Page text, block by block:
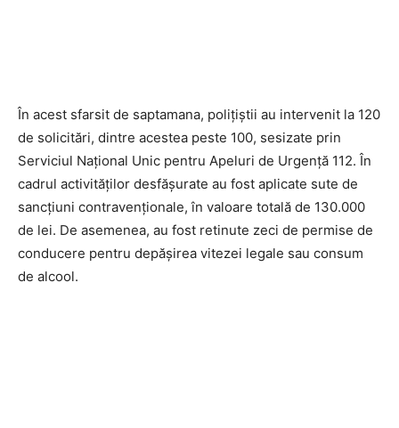
În acest sfarsit de saptamana, poliţiştii au intervenit la 120
de solicitări, dintre acestea peste 100, sesizate prin
Serviciul Național Unic pentru Apeluri de Urgență 112. În
cadrul activităţilor desfăşurate au fost aplicate sute de
sancțiuni contravenționale, în valoare totală de 130.000
de lei. De asemenea, au fost retinute zeci de permise de
conducere pentru depășirea vitezei legale sau consum
de alcool.